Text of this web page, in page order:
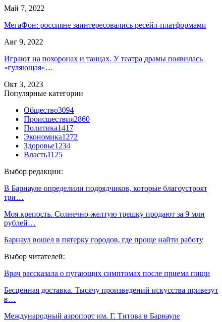
Май 7, 2022
МегаФон: россияне заинтересовались ресейл-платформами
Авг 9, 2022
Играют на похоронах и танцах. У театра драмы появилась
«гуляющая»…
Окт 3, 2023
Популярные категории
Общество3094
Происшествия2860
Политика1417
Экономика1272
Здоровье1234
Власть1125
Выбор редакции:
В Барнауле определили подрядчиков, которые благоустроят
три…
Моя крепость. Солнечно-желтую трешку продают за 9 млн
рублей…
Барнаул вошел в пятерку городов, где проще найти работу
Выбор читателей:
Врач рассказала о пугающих симптомах после приема пищи
Бесценная доставка. Тысячу произведений искусства привезут
в…
Международный аэропорт им. Г. Титова в Барнауле